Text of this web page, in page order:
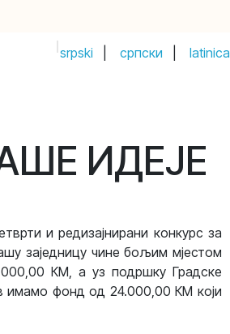
srpski српски latinica
ИДЕЈЕ
и редизајнирани конкурс за
заједницу чине бољим мјестом
КМ, а уз подршку Градске
имамо фонд од 24.000,00 КМ који